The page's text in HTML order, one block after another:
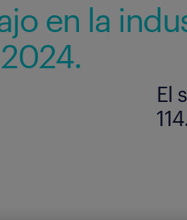
en la
El